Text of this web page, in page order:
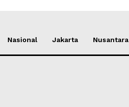
Nasional Jakarta Nusantara